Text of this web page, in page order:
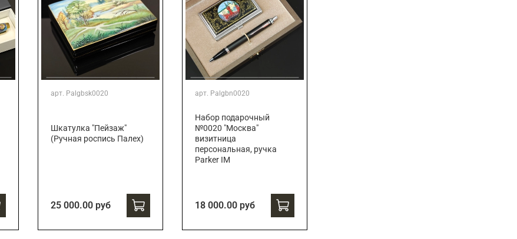
арт. Palgbsk0020
Шкатулка "Пейзаж"
(Ручная роспись Палех)
25 000.00 руб
арт. Palgbn0020
Набор подарочный
№0020 "Москва"
визитница
персональная, ручка
Parker IM
18 000.00 руб